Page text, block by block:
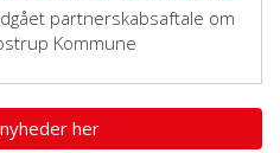
partnerskabsaftale om
Kommune
her